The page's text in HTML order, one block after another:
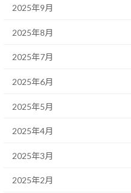
2025年9月
2025年8月
2025年7月
2025年6月
2025年5月
2025年4月
2025年3月
2025年2月